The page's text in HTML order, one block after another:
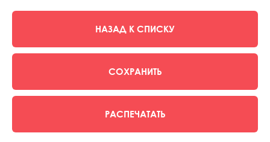
НАЗАД К СПИСКУ
СОХРАНИТЬ
РАСПЕЧАТАТЬ